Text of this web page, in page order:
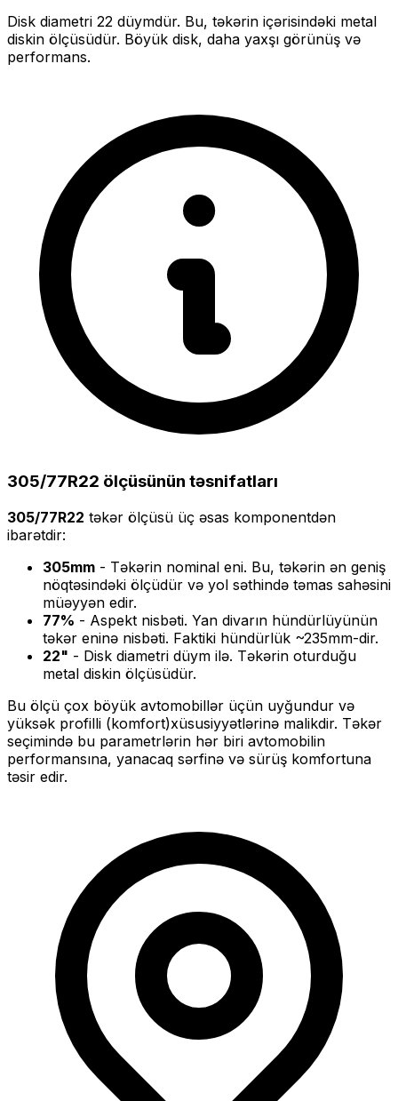
Disk diametri 22 düymdür. Bu, təkərin içərisindəki metal
diskin ölçüsüdür. Böyük disk, daha yaxşı görünüş və
performans.
305/77R22 ölçüsünün təsnifatları
305/77R22 təkər ölçüsü üç əsas komponentdən
ibarətdir:
305mm - Təkərin nominal eni. Bu, təkərin ən geniş
nöqtəsindəki ölçüdür və yol səthində təmas sahəsini
müəyyən edir.
77% - Aspekt nisbəti. Yan divarın hündürlüyünün
təkər eninə nisbəti. Faktiki hündürlük ~235mm-dir.
22" - Disk diametri düym ilə. Təkərin oturduğu
metal diskin ölçüsüdür.
Bu ölçü çox böyük avtomobillər üçün uyğundur və
yüksək profilli (komfort)xüsusiyyətlərinə malikdir. Təkər
seçimində bu parametrlərin hər biri avtomobilin
performansına, yanacaq sərfinə və sürüş komfortuna
təsir edir.